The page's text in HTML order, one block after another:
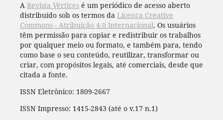
A Revista Vérticesé um periódico de acesso aberto
distribuído sob os termos da Licença Creative
Commons - Atribuição 4.0 Internacional. Os usuários
têm permissão para copiar e redistribuir os trabalhos
por qualquer meio ou formato, e também para, tendo
como base o seu conteúdo, reutilizar, transformar ou
criar, com propósitos legais, até comerciais, desde que
citada a fonte.
ISSN Eletrônico: 1809-2667
ISSN Impresso: 1415-2843 (até o v.17 n.1)